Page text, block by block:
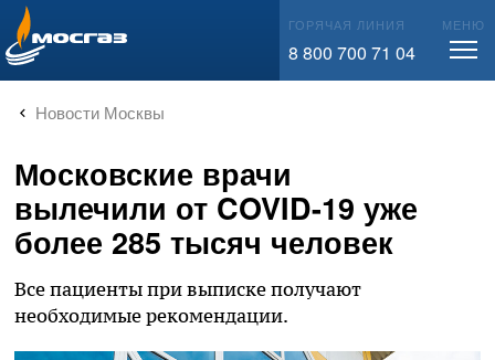
info@mos-gaz.ru ГОРЯЧАЯ ЛИНИЯ
8 800 700 71 04
МЕНЮ
Новости Москвы
Московские врачи
вылечили от COVID-19 уже
более 285 тысяч человек
Все пациенты при выписке получают
необходимые рекомендации.